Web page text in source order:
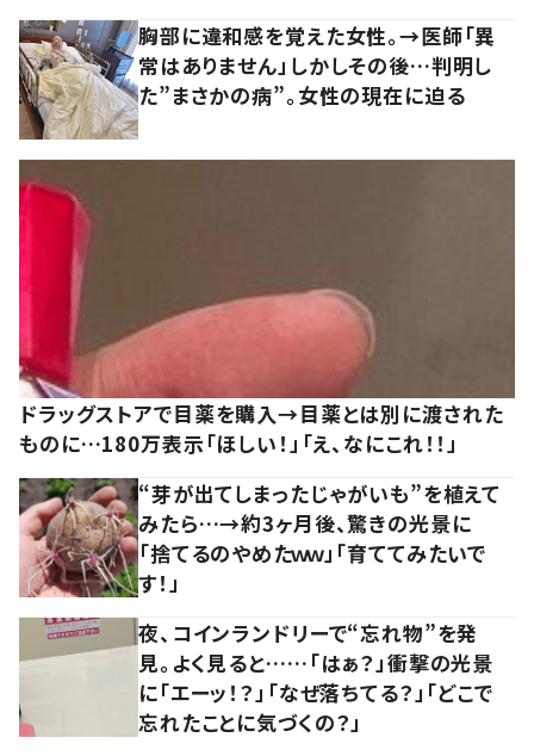
胸部に違和感を覚えた女性。→医師「異
常はありません」しかしその後…判明し
た”まさかの病”。女性の現在に迫る
ドラッグストアで目薬を購入→目薬とは別に渡された
ものに…180万表示「ほしい！」「え、なにこれ！！」
“芽が出てしまったじゃがいも”を植えて
みたら…→約3ヶ月後、驚きの光景に
「捨てるのやめたｗｗ」「育ててみたいで
す！」
夜、コインランドリーで“忘れ物”を発
見。よく見ると……「はぁ？」衝撃の光景
に「エーッ！？」「なぜ落ちてる？」「どこで
忘れたことに気づくの？」